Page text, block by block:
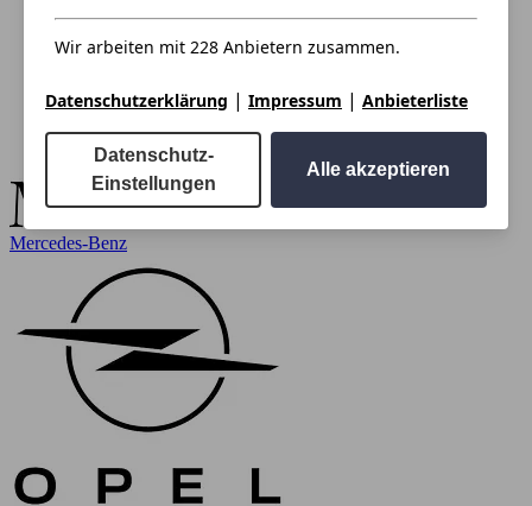
Mercedes-Benz
Wir arbeiten mit 228 Anbietern zusammen.
Datenschutzerklärung | Impressum | Anbieterliste
Datenschutz-
Einstellungen
Alle akzeptieren